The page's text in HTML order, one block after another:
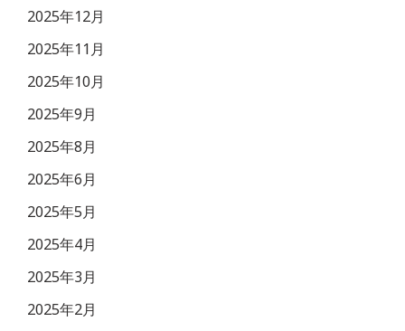
2025年12月
2025年11月
2025年10月
2025年9月
2025年8月
2025年6月
2025年5月
2025年4月
2025年3月
2025年2月